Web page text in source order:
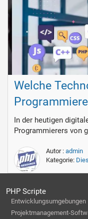
Welche
In der heutigen
Programmierers von
Autor : admin
Kategorie:
PHP Scripte
Entwicklungsumgebungen
Projektmanagement-